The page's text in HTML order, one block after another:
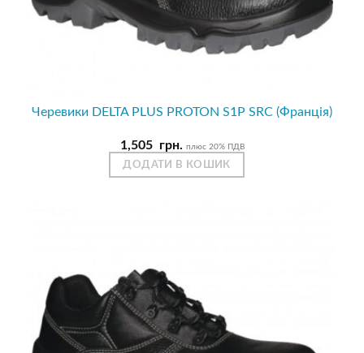
Черевики DELTA PLUS PROTON S1P SRC (Франція)
1,505 грн. плюс 20% ПДВ
ДОДАТИ В КОШИК